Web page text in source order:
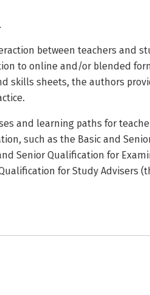
between teachers and
to online and/or blended
skills sheets, the authors
and learning paths for
such as the Basic and
Senior Qualification for
for Study Advisers